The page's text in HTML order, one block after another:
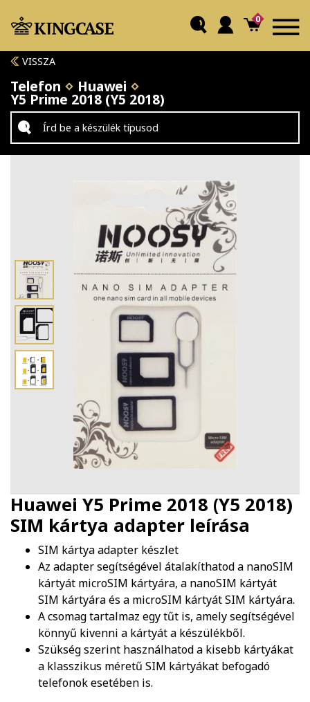
0
VISSZA
Telefon Huawei
Y5 Prime 2018 (Y5 2018)
Huawei Y5 Prime 2018 (Y5 2018)
SIM kártya adapter leírása
SIM kártya adapter készlet
Az adapter segítségével átalakíthatod a nanoSIM
kártyát microSIM kártyára, a nanoSIM kártyát
SIM kártyára és a microSIM kártyát SIM kártyára.
A csomag tartalmaz egy tűt is, amely segítségével
könnyű kivenni a kártyát a készülékből.
Szükség szerint használhatod a kisebb kártyákat
a klasszikus méretű SIM kártyákat befogadó
telefonok esetében is.